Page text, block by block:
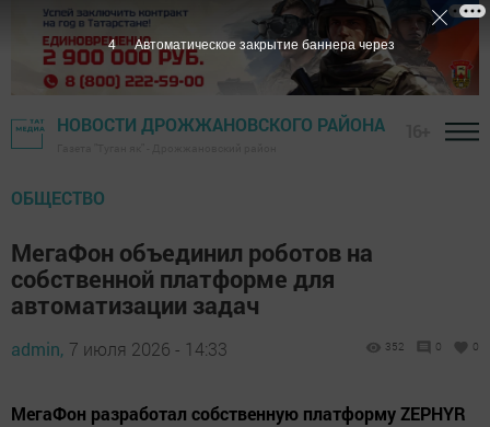
НОВОСТИ ДРОЖЖАНОВСКОГО РАЙОНА
ОБЩЕСТВО
МегаФон объединил роботов на
собственной платформе для
автоматизации задач
admin, 7 июля 2026 - 14:33 352 0 0
МегаФон разработал собственную платформу ZEPHYR
3 Автоматическое закрытие баннера через